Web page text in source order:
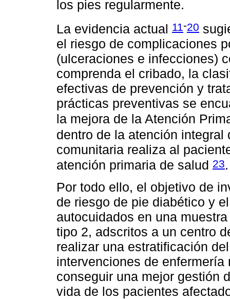
los pies regularmente.
La evidencia actual 11-20
el riesgo de complicaciones
(ulceraciones e infecciones)
comprenda el cribado, la
efectivas de prevención y
prácticas preventivas se
la mejora de la Atención
dentro de la atención
comunitaria realiza al
atención primaria de salud 23.
Por todo ello, el objetivo de
de riesgo de pie diabético y
autocuidados en una
tipo 2, adscritos a un centro
realizar una estratificación
intervenciones de
conseguir una mejor gestión
vida de los pacientes